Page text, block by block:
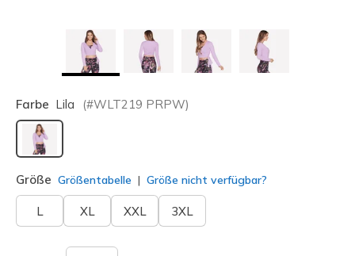
Farbe Lila (#WLT219 PRPW)
ausgewählt
Größe Größentabelle Größe nicht verfügbar?
L XL XXL 3XL